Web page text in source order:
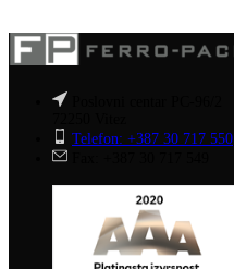
Telefon: +387 30 717 550